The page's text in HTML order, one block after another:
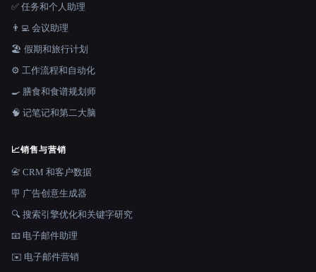
✅ 任务和个人助理
👨‍💻 会议助理
🏖 假期和旅行计划
⚙️ 工作流程和自动化
🍳 膳食和食谱规划师
🧠 记笔记和第二大脑
📈销售与营销
📇 CRM 和客户数据
🪧 广告创意生成器
🔍 搜索引擎优化和关键字研究
📧 电子邮件助理
✉️ 电子邮件营销